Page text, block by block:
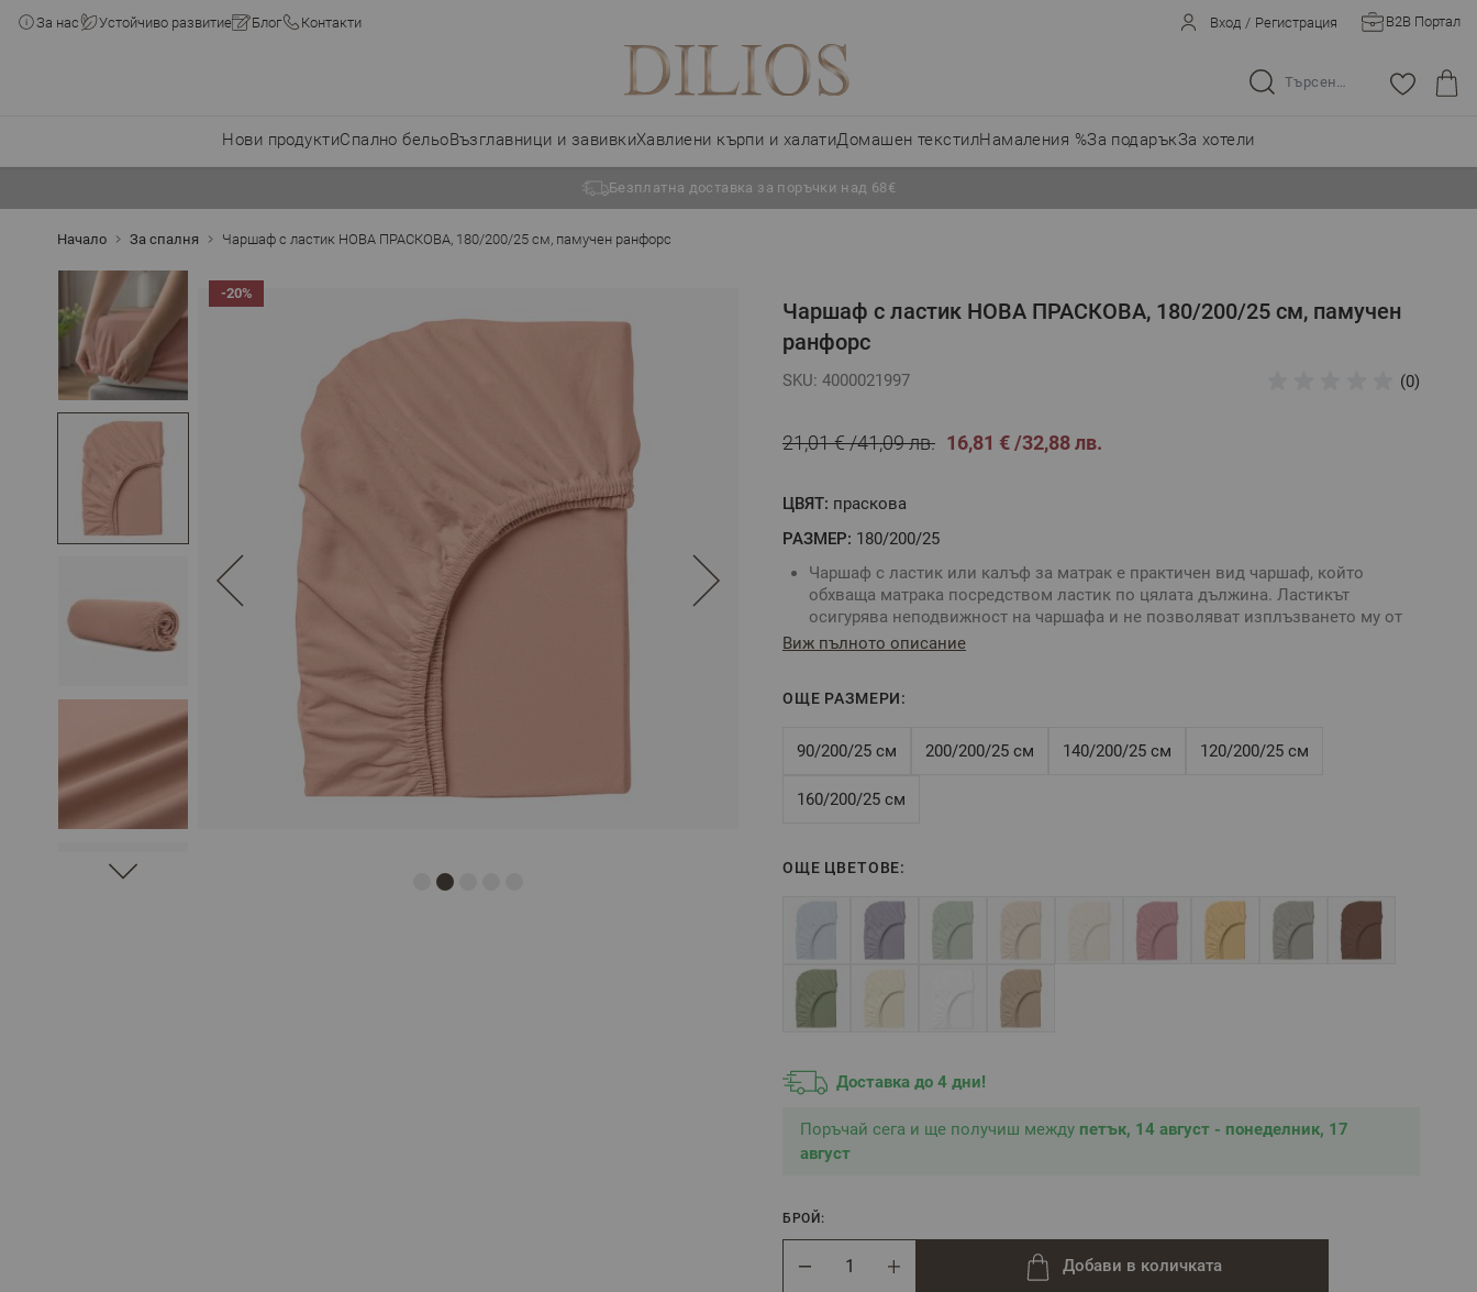
За нас Устойчиво развитие Блог Контакти Вход / Регистрация B2B Портал
Търсене в целия магазин...
Нови продуктиСпално бельоВъзглавници и завивкиХавлиени кърпи и халатиДомашен текстилНамаления %За подаръкЗа хотели
Безплатна доставка за поръчки над 68€
Начало За спалня Чаршаф с ластик НОВА ПРАСКОВА, 180/200/25 см, памучен ранфорс
-20%
Чаршаф с ластик НОВА ПРАСКОВА, 180/200/25 см, памучен
ранфорс
SKU: 4000021997 (0)
21,01 € 41,09 лв. 16,81 € 32,88 лв.
ЦВЯТ: праскова
РАЗМЕР: 180/200/25
Чаршаф с ластик или калъф за матрак е практичен вид чаршаф, който
обхваща матрака посредством ластик по цялата дължина. Ластикът
осигурява неподвижност на чаршафа и не позволяват изплъзването му от
матрака.
размери на вашия матрак: дължина, ширина и дебелина.
Размер: 180/200/25 см
височина на матрака - 25 см
** Снимките са илюстративни и е възможно разминаване в тоновете и
Виж пълното описание
ОЩЕ РАЗМЕРИ:
90/200/25 см 200/200/25 см 140/200/25 см 120/200/25 см
160/200/25 см
ОЩЕ ЦВЕТОВЕ:
Доставка до 4 дни!
Поръчай сега и ще получиш между петък, 14 август - понеделник, 17
август
БРОЙ:
Добави в количката